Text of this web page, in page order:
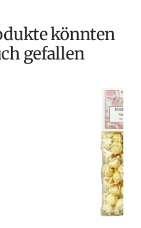
gefallen